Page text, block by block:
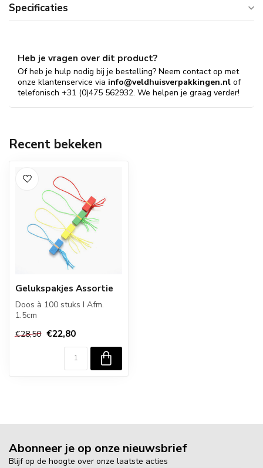
Specificaties
Heb je vragen over dit product?
Of heb je hulp nodig bij je bestelling? Neem contact op met
onze klantenservice via info@veldhuisverpakkingen.nl of
telefonisch +31 (0)475 562932. We helpen je graag verder!
Recent bekeken
Gelukspakjes Assortie
Doos à 100 stuks I Afm.
1.5cm
€28,50 €22,80
Abonneer je op onze nieuwsbrief
Blijf op de hoogte over onze laatste acties